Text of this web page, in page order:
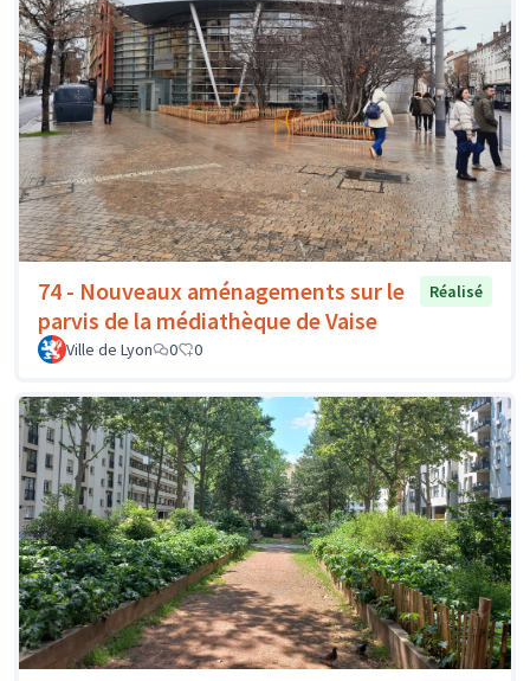
74 - Nouveaux aménagements sur le
parvis de la médiathèque de Vaise
Réalisé
Ville de Lyon 0 0